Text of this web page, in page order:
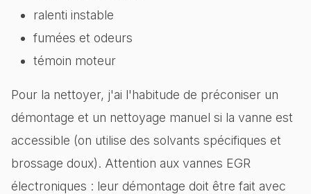
ralenti instable
fumées et odeurs
témoin moteur
Pour la nettoyer, j'ai l'habitude de préconiser un
démontage et un nettoyage manuel si la vanne est
accessible (on utilise des solvants spécifiques et
brossage doux). Attention aux vannes EGR
électroniques : leur démontage doit être fait avec